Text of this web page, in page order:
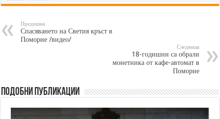
Предишна
Спасяването на Светия кръст в
Поморие /видео/
Следваща
18-годишни са обрали
монетника от кафе-автомат в
Поморие
Подобни публикации